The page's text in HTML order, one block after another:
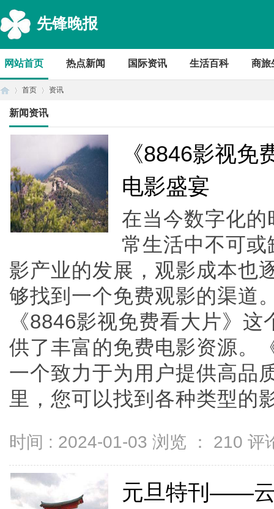
先锋晚报
网站首页 热点新闻 国际资讯 生活百科 商旅
首页 资讯
新闻资讯
《8846影视
电影盛宴
在当今数字化
常生活中不可
影产业的发展，观影成本也
够找到一个免费观影的渠道
《8846影视免费看大片》
供了丰富的免费电影资源。
一个致力于为用户提供高品
里，您可以找到各种类型的
时间 : 2024-01-03 浏览 ： 210 评
元旦特刊——云